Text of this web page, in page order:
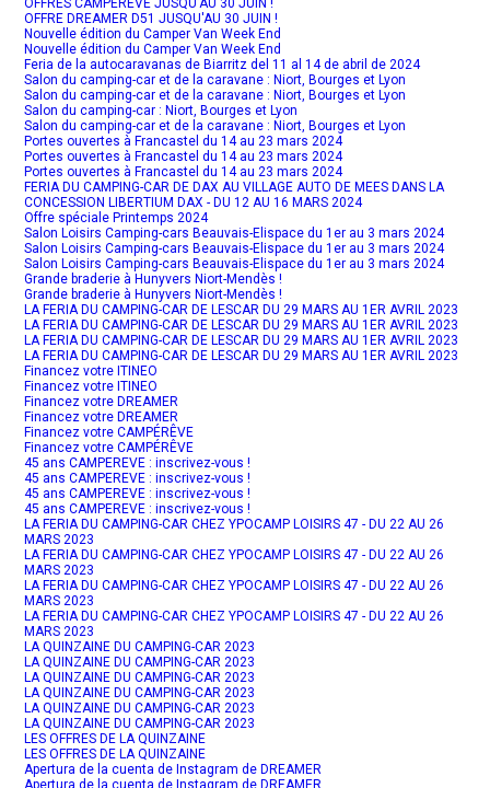
OFFRES CAMPEREVE JUSQU'AU 30 JUIN !
OFFRE DREAMER D51 JUSQU'AU 30 JUIN !
Nouvelle édition du Camper Van Week End
Nouvelle édition du Camper Van Week End
Feria de la autocaravanas de Biarritz del 11 al 14 de abril de 2024
Salon du camping-car et de la caravane : Niort, Bourges et Lyon
Salon du camping-car et de la caravane : Niort, Bourges et Lyon
Salon du camping-car : Niort, Bourges et Lyon
Salon du camping-car et de la caravane : Niort, Bourges et Lyon
Portes ouvertes à Francastel du 14 au 23 mars 2024
Portes ouvertes à Francastel du 14 au 23 mars 2024
Portes ouvertes à Francastel du 14 au 23 mars 2024
FERIA DU CAMPING-CAR DE DAX AU VILLAGE AUTO DE MEES DANS LA
CONCESSION LIBERTIUM DAX - DU 12 AU 16 MARS 2024
Offre spéciale Printemps 2024
Salon Loisirs Camping-cars Beauvais-Elispace du 1er au 3 mars 2024
Salon Loisirs Camping-cars Beauvais-Elispace du 1er au 3 mars 2024
Salon Loisirs Camping-cars Beauvais-Elispace du 1er au 3 mars 2024
Grande braderie à Hunyvers Niort-Mendès !
Grande braderie à Hunyvers Niort-Mendès !
LA FERIA DU CAMPING-CAR DE LESCAR DU 29 MARS AU 1ER AVRIL 2023
LA FERIA DU CAMPING-CAR DE LESCAR DU 29 MARS AU 1ER AVRIL 2023
LA FERIA DU CAMPING-CAR DE LESCAR DU 29 MARS AU 1ER AVRIL 2023
LA FERIA DU CAMPING-CAR DE LESCAR DU 29 MARS AU 1ER AVRIL 2023
Financez votre ITINEO
Financez votre ITINEO
Financez votre DREAMER
Financez votre DREAMER
Financez votre CAMPÉRÊVE
Financez votre CAMPÉRÊVE
45 ans CAMPEREVE : inscrivez-vous !
45 ans CAMPEREVE : inscrivez-vous !
45 ans CAMPEREVE : inscrivez-vous !
45 ans CAMPEREVE : inscrivez-vous !
LA FERIA DU CAMPING-CAR CHEZ YPOCAMP LOISIRS 47 - DU 22 AU 26
MARS 2023
LA FERIA DU CAMPING-CAR CHEZ YPOCAMP LOISIRS 47 - DU 22 AU 26
MARS 2023
LA FERIA DU CAMPING-CAR CHEZ YPOCAMP LOISIRS 47 - DU 22 AU 26
MARS 2023
LA FERIA DU CAMPING-CAR CHEZ YPOCAMP LOISIRS 47 - DU 22 AU 26
MARS 2023
LA QUINZAINE DU CAMPING-CAR 2023
LA QUINZAINE DU CAMPING-CAR 2023
LA QUINZAINE DU CAMPING-CAR 2023
LA QUINZAINE DU CAMPING-CAR 2023
LA QUINZAINE DU CAMPING-CAR 2023
LA QUINZAINE DU CAMPING-CAR 2023
LES OFFRES DE LA QUINZAINE
LES OFFRES DE LA QUINZAINE
Apertura de la cuenta de Instagram de DREAMER